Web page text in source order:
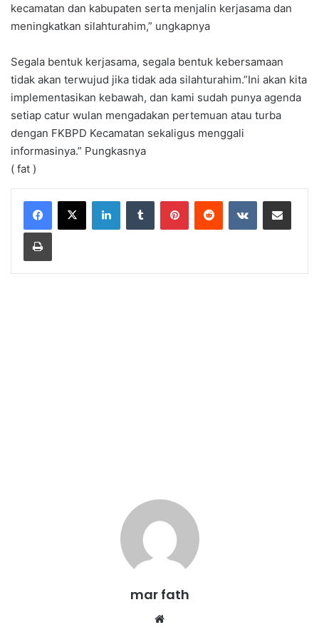
kecamatan dan kabupaten serta menjalin kerjasama dan
meningkatkan silahturahim,” ungkapnya
Segala bentuk kerjasama, segala bentuk kebersamaan
tidak akan terwujud jika tidak ada silahturahim.”Ini akan kita
implementasikan kebawah, dan kami sudah punya agenda
setiap catur wulan mengadakan pertemuan atau turba
dengan FKBPD Kecamatan sekaligus menggali
informasinya.” Pungkasnya
( fat )
mar fath